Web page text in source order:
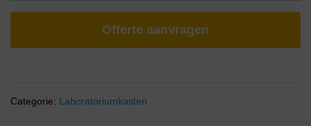
Offerte aanvragen
Categorie: Laboratoriumkasten